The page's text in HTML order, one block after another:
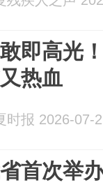
即高光
热血
时报 2026-07-
首次举